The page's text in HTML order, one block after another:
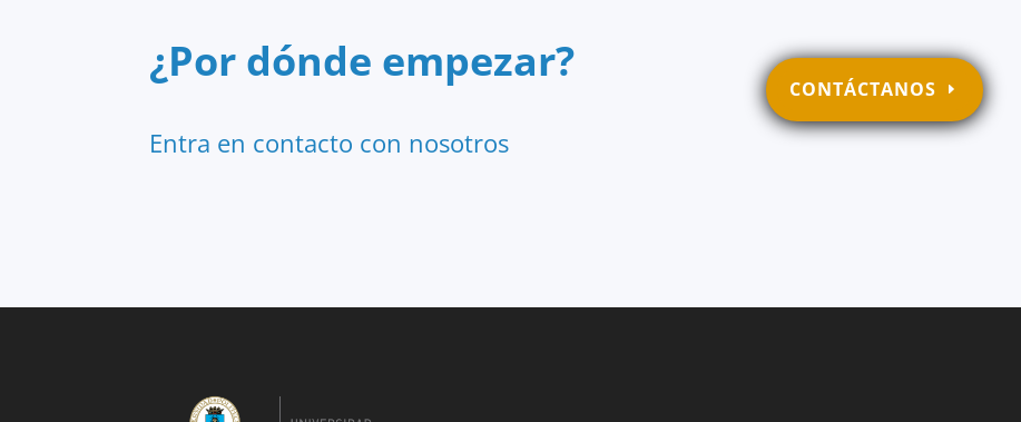
¿Por dónde empezar?
Entra en contacto con nosotros
CONTÁCTANOS